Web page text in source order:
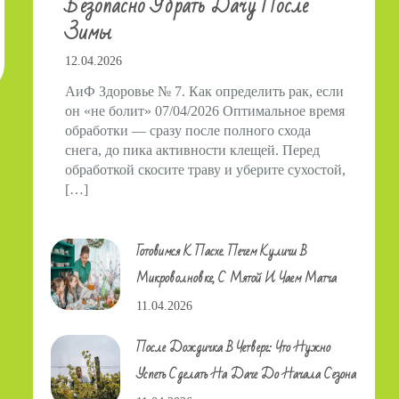
Зимы
12.04.2026
АиФ Здоровье № 7. Как определить рак, если
он «не болит» 07/04/2026 Оптимальное время
обработки — сразу после полного схода
снега, до пика активности клещей. Перед
обработкой скосите траву и уберите сухостой,
[…]
Готовимся К Пасхе. Печем Куличи В
Микроволновке, С Мятой И Чаем Матча
11.04.2026
После Дождичка В Четверг: Что Нужно
Успеть Сделать На Даче До Начала Сезона